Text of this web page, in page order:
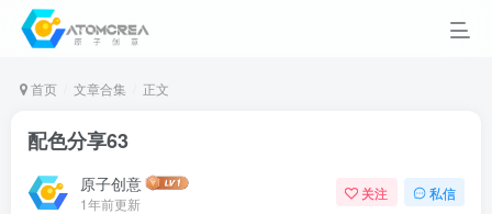
首页 文章合集 正文
配色分享63
原子创意
1年前更新
关注 私信